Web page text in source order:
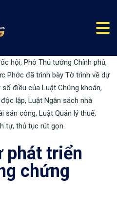
hội, Phó Thủ tướng Chính phủ,
Phớc đã trình bày Tờ trình về dự
điều của Luật Chứng khoán,
lập, Luật Ngân sách nhà
sản công, Luật Quản lý thuế,
tự, thủ tục rút gọn.
phát triển
chứng